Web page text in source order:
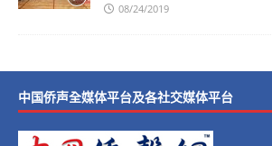
08/24/2019
中国侨声全媒体平台及各社交媒体平台